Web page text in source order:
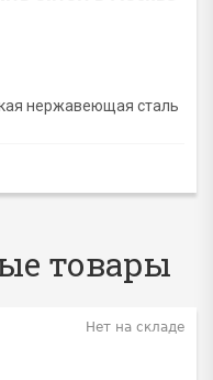
нержавеющая сталь
товары
Нет на складе